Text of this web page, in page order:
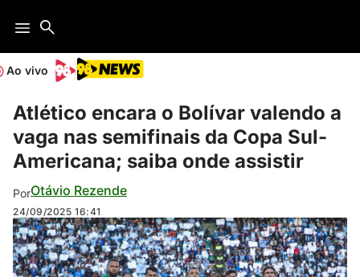
Ao vivo
Atlético encara o Bolívar valendo a
vaga nas semifinais da Copa Sul-
Americana; saiba onde assistir
PorOtávio Rezende
24/09/2025 16:41